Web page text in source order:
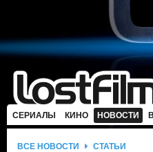
СЕРИАЛЫ КИНО НОВОСТИ
ВСЕ НОВОСТИ СТАТЬИ